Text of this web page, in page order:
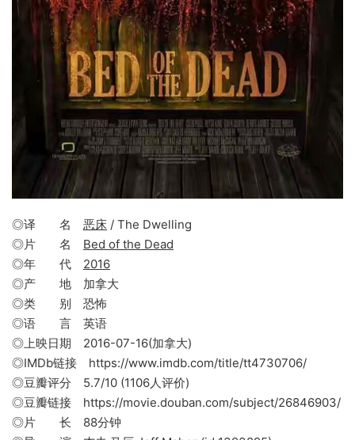
◎译 名 恶床 / The Dwelling
◎片 名 Bed of the Dead
◎年 代 2016
◎产 地 加拿大
◎类 别 恐怖
◎语 言 英语
◎上映日期 2016-07-16(加拿大)
◎IMDb链接 https://www.imdb.com/title/tt4730706/
◎豆瓣评分 5.7/10 (1106人评价)
◎豆瓣链接 https://movie.douban.com/subject/26846903/
◎片 长 88分钟